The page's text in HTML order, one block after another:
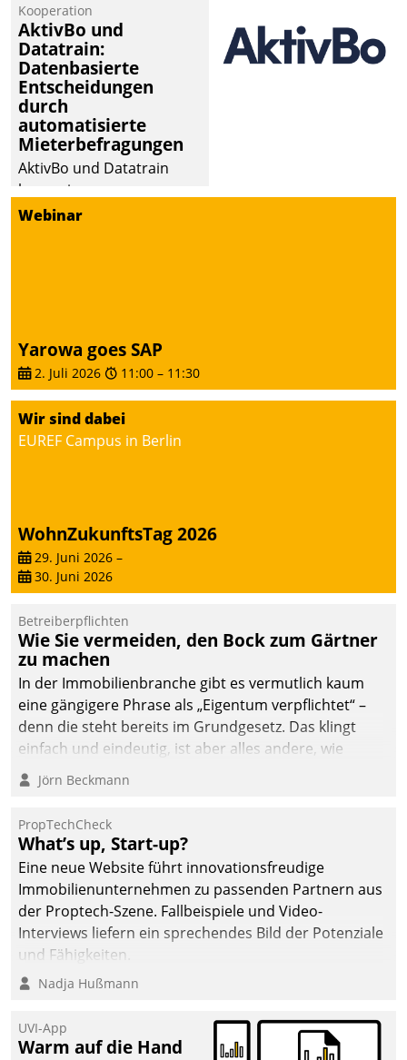
passende Fragen und
Schlagworte auswirft.
Eine intuitive
Dialogführung ermöglicht
dem externen
Serviceteam, Anrufe von
Mietenden zügiger und
effizienter zu bearbeiten.
Kooperation
AktivBo und
Datatrain:
Datenbasierte
Entscheidungen
durch
automatisierte
Mieterbefragungen
AktivBo und Datatrain
kooperieren –
Immobilienunternehmen
zielgerichtete
Mieterbefragungen – eine
starke Grundlage für
intelligente,
datengestützte
Entscheidungen.
Webinar
Yarowa goes SAP
2. Juli 2026 11:00 – 11:30
Wir sind dabei
EUREF Campus in Berlin
WohnZukunftsTag 2026
29. Juni 2026 –
30. Juni 2026
Betreiberpflichten
Wie Sie vermeiden, den Bock zum Gärtner
zu machen
In der Immobilienbranche gibt es vermutlich kaum
eine gängigere Phrase als „Eigentum verpflichtet“ –
denn die steht bereits im Grundgesetz. Das klingt
einfach und eindeutig, ist aber alles andere, wie
Branchenbeschäftigte wissen. Denn mit der
Verantwortung folgen Verpflichtungen.
Jörn Beckmann
PropTechCheck
What’s up, Start-up?
Eine neue Website führt innovationsfreudige
Immobilienunternehmen zu passenden Partnern aus
der Proptech-Szene. Fallbeispiele und Video-
Interviews liefern ein sprechendes Bild der Potenziale
und Fähigkeiten.
Nadja Hußmann
UVI-App
Warm auf die Hand